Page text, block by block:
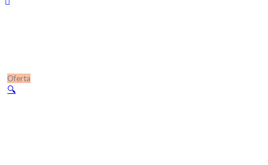
Oferta
🔍